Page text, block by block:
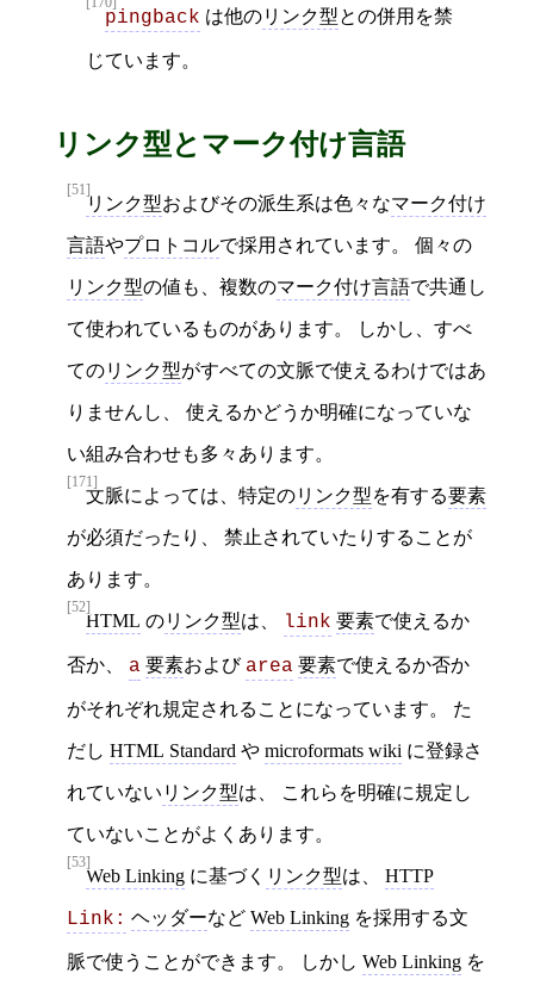
pingback は他のリンク型との併用を禁
じています。
リンク型とマーク付け言語
[51]
リンク型およびその派生系は色々なマーク付け
言語やプロトコルで採用されています。 個々の
リンク型の値も、複数のマーク付け言語で共通し
て使われているものがあります。 しかし、すべ
てのリンク型がすべての文脈で使えるわけではあ
りませんし、 使えるかどうか明確になっていな
い組み合わせも多々あります。
[171]
文脈によっては、特定のリンク型を有する要素
が必須だったり、 禁止されていたりすることが
あります。
[52]
HTML のリンク型は、 link 要素で使えるか
否か、 a 要素および area 要素で使えるか否か
がそれぞれ規定されることになっています。 た
だし HTML Standard や microformats wiki に登録さ
れていない リンク型は、 これらを明確に規定し
ていないことがよくあります。
[53]
Web Linking に基づく リンク型は、 HTTP
Link: ヘッダーなど Web Linking を採用する文
脈で使うことができます。 しかし Web Linking を